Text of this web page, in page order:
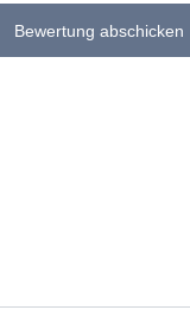
Bewertung abschicken